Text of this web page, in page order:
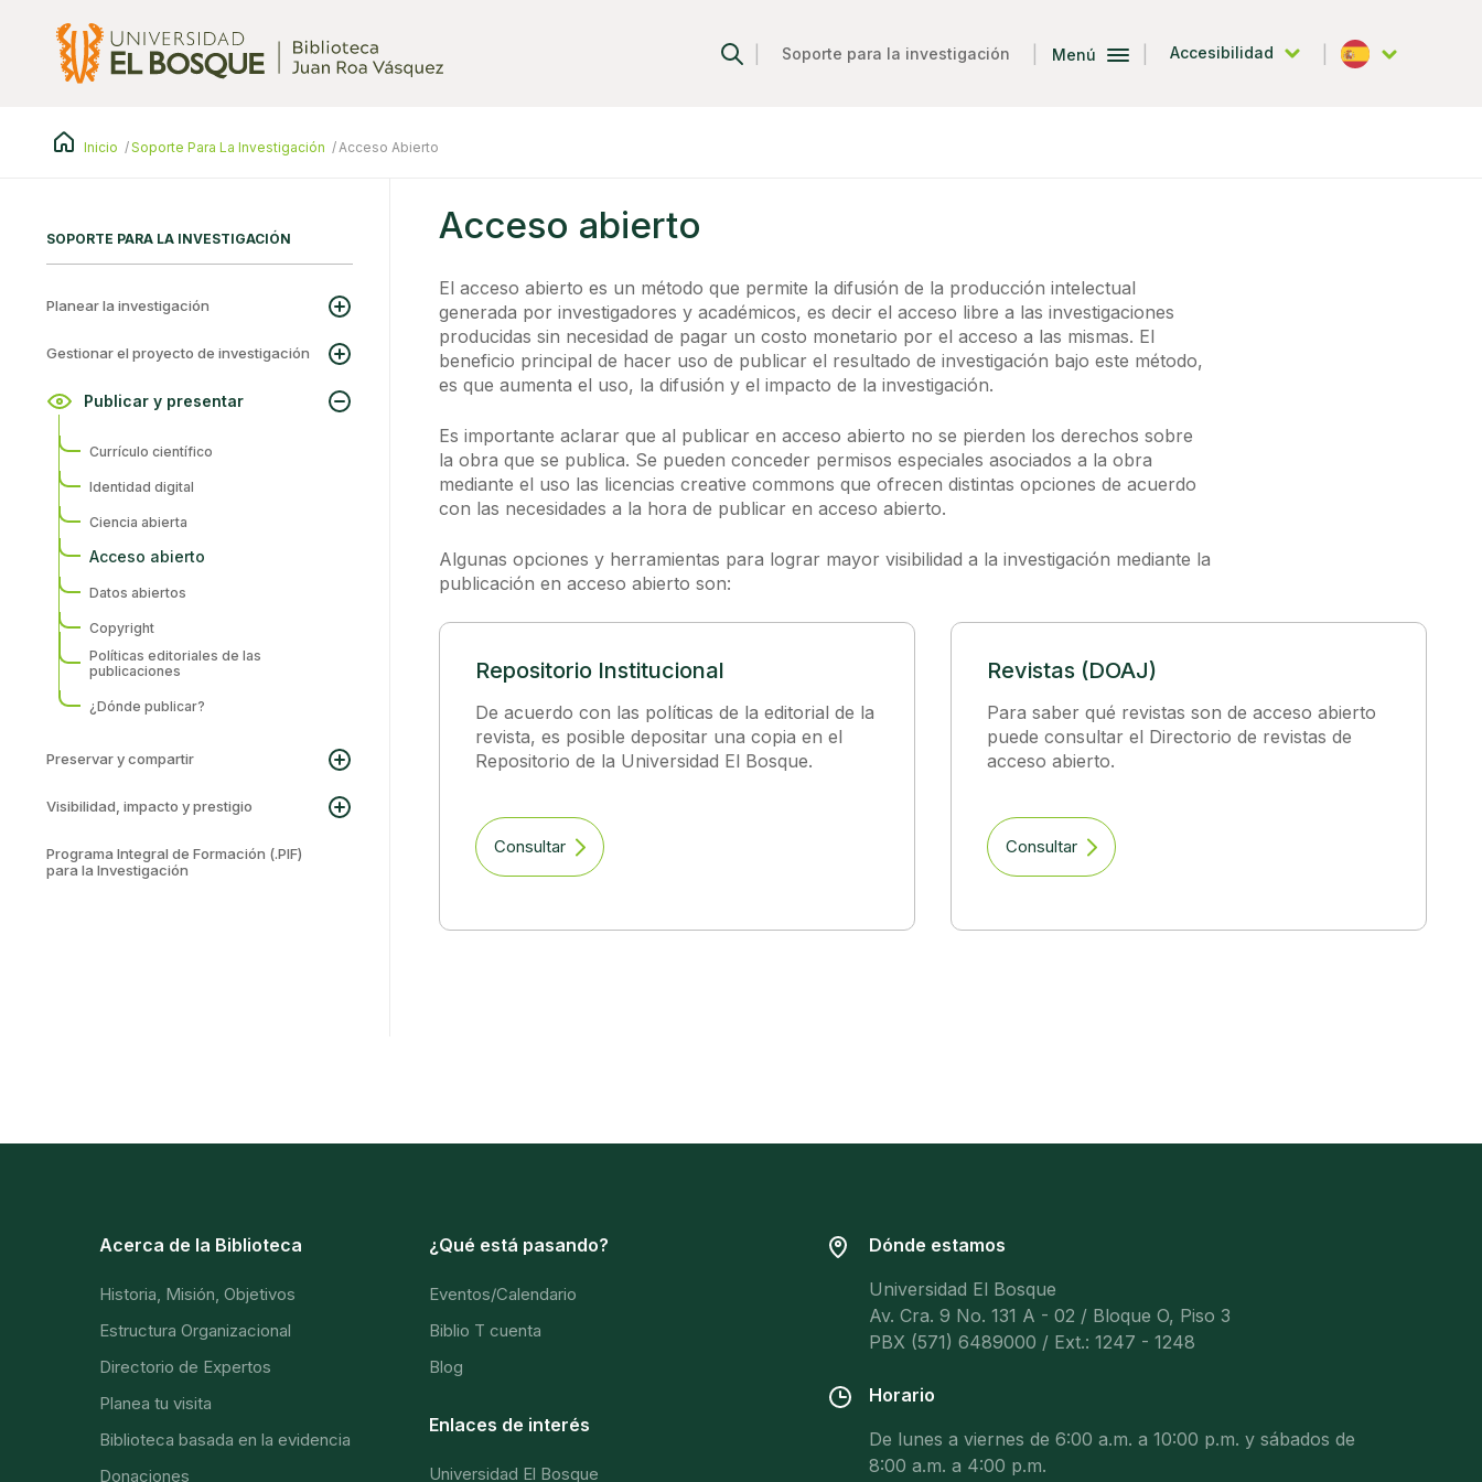
contenido
principal
Soporte para la investigación Menú Accesibilidad
Español
Inicio Soporte Para La Investigación Acceso Abierto
SOPORTE PARA LA INVESTIGACIÓN
Planear la investigación
Gestionar el proyecto de investigación
Publicar y presentar
Currículo científico
Identidad digital
Ciencia abierta
Acceso abierto
Datos abiertos
Copyright
Políticas editoriales de las
publicaciones
¿Dónde publicar?
Preservar y compartir
Visibilidad, impacto y prestigio
Programa Integral de Formación (.PIF)
para la Investigación
Acceso abierto
El acceso abierto es un método que permite la difusión de la producción intelectual
generada por investigadores y académicos, es decir el acceso libre a las investigaciones
producidas sin necesidad de pagar un costo monetario por el acceso a las mismas. El
beneficio principal de hacer uso de publicar el resultado de investigación bajo este método,
es que aumenta el uso, la difusión y el impacto de la investigación.
Es importante aclarar que al publicar en acceso abierto no se pierden los derechos sobre
la obra que se publica. Se pueden conceder permisos especiales asociados a la obra
mediante el uso las licencias creative commons que ofrecen distintas opciones de acuerdo
con las necesidades a la hora de publicar en acceso abierto.
Algunas opciones y herramientas para lograr mayor visibilidad a la investigación mediante la
publicación en acceso abierto son:
Repositorio Institucional
De acuerdo con las políticas de la editorial de la
revista, es posible depositar una copia en el
Repositorio de la Universidad El Bosque.
Consultar
Revistas (DOAJ)
Para saber qué revistas son de acceso abierto
puede consultar el Directorio de revistas de
acceso abierto.
Consultar
Acerca de la Biblioteca
Historia, Misión, Objetivos
Estructura Organizacional
Directorio de Expertos
Planea tu visita
Biblioteca basada en la evidencia
Donaciones
¿Qué está pasando?
Eventos/Calendario
Biblio T cuenta
Blog
Enlaces de interés
Universidad El Bosque
Dónde estamos
Universidad El Bosque
Av. Cra. 9 No. 131 A - 02 / Bloque O, Piso 3
PBX (571) 6489000 / Ext.: 1247 - 1248
Horario
De lunes a viernes de 6:00 a.m. a 10:00 p.m. y sábados de
8:00 a.m. a 4:00 p.m.